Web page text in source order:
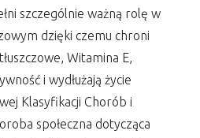
szczególnie ważną rolę w
dzięki czemu chroni
Witamina E,
i wydłużają życie
Klasyfikacji Chorób i
społeczna dotycząca